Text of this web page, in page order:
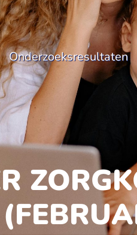
Onderzoeksresultaten